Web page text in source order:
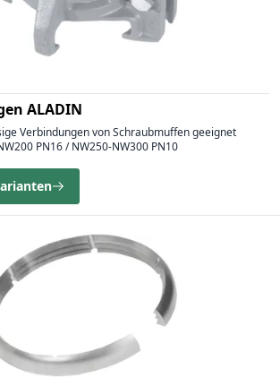
ALADIN
Verbindungen von Schraubmuffen geeignet
PN16 / NW250-NW300 PN10